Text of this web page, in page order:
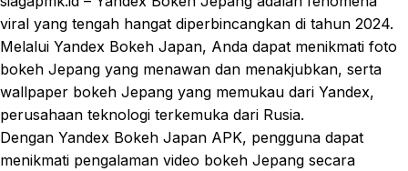
viral yang tengah hangat diperbincangkan di tahun 2024.
Melalui Yandex Bokeh Japan, Anda dapat menikmati foto
bokeh Jepang yang menawan dan menakjubkan, serta
wallpaper bokeh Jepang yang memukau dari Yandex,
perusahaan teknologi terkemuka dari Rusia.
Dengan Yandex Bokeh Japan APK, pengguna dapat
menikmati pengalaman video bokeh Jepang secara